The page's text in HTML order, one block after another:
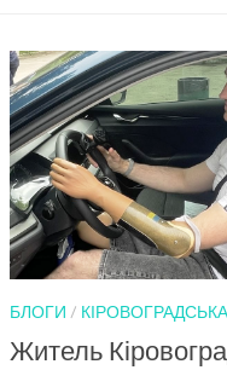
БЛОГИ / КІРОВОГРАДСЬКА
Житель